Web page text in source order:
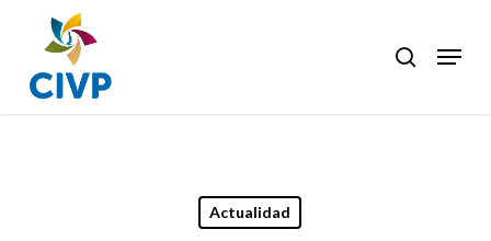
main
content
search
Menu
Actualidad
Close